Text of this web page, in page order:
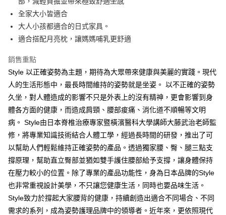
宅配
每筆NT$100，滿NT$999(含以上)免運費
全家大小皆適合
大人小孩都適合的日式家具。
適合搭配月亮枕，讓媽媽哺乳更舒適
銷售重點
Style 以正確姿勢為主題，期待為大眾帶來健康與美麗的實踐。現代
人的生活形態中，最長時間維持的姿勢就是坐姿。 以不正確的姿勢
久坐，對人體造成的影響不只是外表上的沒有精神，更會影響到身
體各方面的健康，而造成肩頸、腰部痠痛、消化道不順暢等文明
病。 Style由日本脊椎治療專家暨橫濱醫科大學講師大藤武治老師監
修，將專業知識技術結合人體工學，經過長時間的研發，推出了可
以幫助人們輕鬆維持正確姿勢的產品。透過獨家腰、臀、腿三點支
撐原理，幫助直立臀部並猶如雙手護住腰部給予支撐，讓身體保持
在壓力較小的位置。除了專業的產品功能性，身為日本品牌的Style
也非常重視設計美學，不只讓您健康生活，同時也要品味生活。
Style致力於撐起大家腰背的健康，持續創造出適合不同場合、不同
需求的系列，成為姿勢護理品牌中的領導者。近年來，更依照現代